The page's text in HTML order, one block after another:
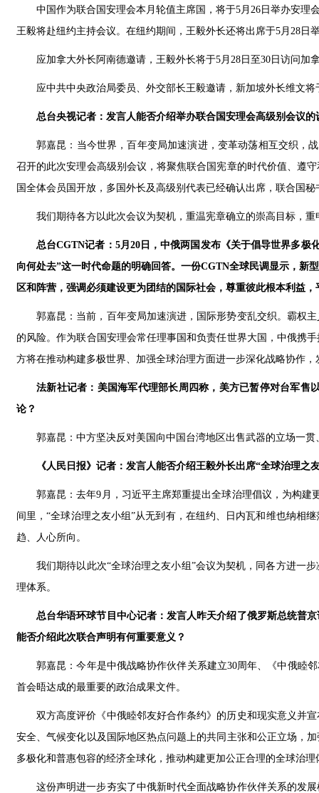
中国作为联合国安理会本月轮值主席国，将于5月26日举办安
王毅将赴纽约主持会议。在纽约期间，王毅外长还将出席于5月28日
应加拿大外长阿南德邀请，王毅外长将于5月28日至30日访问加
应中共中央政治局委员、外交部长王毅邀请，新加坡外长维文
总台央视记者：发言人能否介绍举办联合国安理会高级别会议
郭嘉昆：当今世界，百年变局加速演进，变革动荡相互交织，
召开的此次安理会高级别会议，将聚焦联合国宪章的时代价值、遵
国全体会员国开放，多国外长及高级别代表已经确认出席，联合国
我们期待各方以此次会议为契机，重温宪章确立的崇高目标，
总台CGTN记者：5月20日，中俄两国发布《关于倡导世界多
向何处去”这一时代命题的明确回答。一份CGTN全球民调显示，新
区和阵营，强调必须建设更为团结的国际社会，尊重彼此根本利益
郭嘉昆：当前，百年变局加速演进，国际形势变乱交织。霸权
的风险。作为联合国安理会常任理事国和负责任世界大国，中俄携
方将在推动构建多极世界、加强全球治理方面进一步深化战略协作
法新社记者：美国海军代理部长周四称，美方已暂停对台军售
论？
郭嘉昆：中方坚决反对美国向中国台湾地区出售武器的立场一贯
《人民日报》记者：发言人能否介绍王毅外长出席“全球治理之
郭嘉昆：去年9月，习近平主席郑重提出全球治理倡议，为构
间里，“全球治理之友小组”从无到有，在纽约、日内瓦和维也纳相
趋、人心所向。
我们期待以此次“全球治理之友小组”会议为契机，同各方进一
理体系。
总台华语环球节目中心记者：发言人昨天介绍了俄罗斯总统普
能否介绍此次联合声明有何重要意义？
郭嘉昆：今年是中俄战略协作伙伴关系建立30周年、《中俄睦
首会晤达成的最重要的政治成果文件。
双方高度评价《中俄睦邻友好合作条约》的历史和现实意义并
安全、气候变化以及国际地区热点问题上的共同主张和公正立场，
多极化和普惠包容的经济全球化，推动构建更加公正合理的全球治理
这份声明进一步夯实了中俄新时代全面战略协作伙伴关系的发